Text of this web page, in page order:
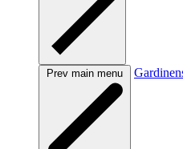
Prev main menu